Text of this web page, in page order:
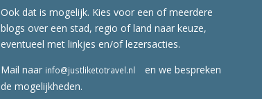
Ook dat is mogelijk. Kies voor een of meerdere
blogs over een stad, regio of land naar keuze,
eventueel met linkjes en/of lezersacties.
Mail naar info@justliketotravel.nl
en we bespreken
de mogelijkheden.